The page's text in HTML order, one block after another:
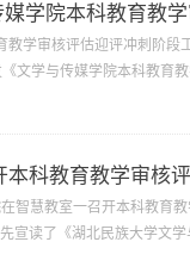
学院本科教育教
教学审核评估迎评冲刺阶
文学与传媒学院本科教育教
科教育教学审核
智慧教室一召开本科教育
宣读了《湖北民族大学文